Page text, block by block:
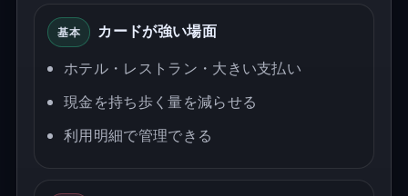
基本
カードが強い場面
ホテル・レストラン・大きい支払い
現金を持ち歩く量を減らせる
利用明細で管理できる